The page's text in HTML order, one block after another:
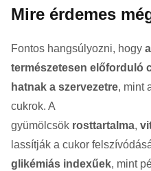
Mire érdemes
Fontos hangsúlyozni, hogy
természetesen előforduló
hatnak a szervezetre, mint
cukrok. A
gyümölcsök rosttartalma,
lassítják a cukor
glikémiás indexűek, mint